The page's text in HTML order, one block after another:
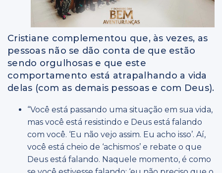
Cristiane complementou que, às vezes, as
pessoas não se dão conta de que estão
sendo orgulhosas e que este
comportamento está atrapalhando a vida
delas (com as demais pessoas e com Deus).
“Você está passando uma situação em sua vida,
mas você está resistindo e Deus está falando
com você. ‘Eu não vejo assim. Eu acho isso’. Aí,
você está cheio de ‘achismos’ e rebate o que
Deus está falando. Naquele momento, é como